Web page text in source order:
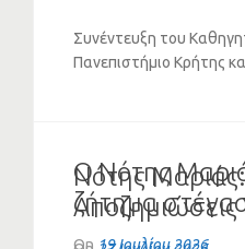
Συνέντευξη του
Πανεπιστήμιο Κρήτης
Νότης Μαριάς:
Αποζημιώσεις
Διάσκεψη του
Ο Νότης
ζήτημα
(ΗΧΗΤΙΚΟ)
On 19 Ιουλίου 2026